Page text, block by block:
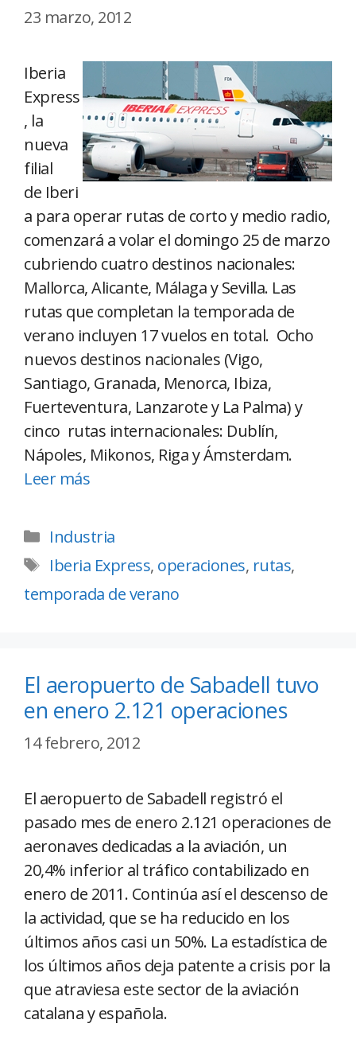
23 marzo, 2012
Iberia
Express
, la
nueva
filial
de Iberi
a para operar rutas de corto y medio radio,
comenzará a volar el domingo 25 de marzo
cubriendo cuatro destinos nacionales:
Mallorca, Alicante, Málaga y Sevilla. Las
rutas que completan la temporada de
verano incluyen 17 vuelos en total. Ocho
nuevos destinos nacionales (Vigo,
Santiago, Granada, Menorca, Ibiza,
Fuerteventura, Lanzarote y La Palma) y
cinco rutas internacionales: Dublín,
Nápoles, Mikonos, Riga y Ámsterdam.
Leer más
Industria
Iberia Express, operaciones, rutas,
temporada de verano
El aeropuerto de Sabadell tuvo
en enero 2.121 operaciones
14 febrero, 2012
El aeropuerto de Sabadell registró el
pasado mes de enero 2.121 operaciones de
aeronaves dedicadas a la aviación, un
20,4% inferior al tráfico contabilizado en
enero de 2011. Continúa así el descenso de
la actividad, que se ha reducido en los
últimos años casi un 50%. La estadística de
los últimos años deja patente a crisis por la
que atraviesa este sector de la aviación
catalana y española.